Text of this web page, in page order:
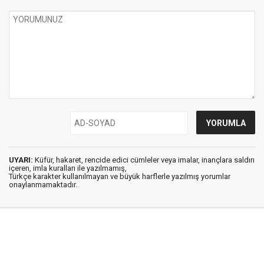
UYARI: Küfür, hakaret, rencide edici cümleler veya imalar, inançlara saldırı
içeren, imla kuralları ile yazılmamış,
Türkçe karakter kullanılmayan ve büyük harflerle yazılmış yorumlar
onaylanmamaktadır.